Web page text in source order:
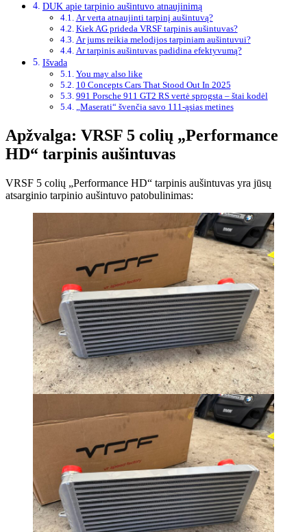
DUK apie tarpinio aušintuvo atnaujinimą
Ar verta atnaujinti tarpinį aušintuvą?
Kiek AG prideda VRSF tarpinis aušintuvas?
Ar jums reikia melodijos tarpiniam aušintuvui?
Ar tarpinis aušintuvas padidina efektyvumą?
Išvada
You may also like
10 Concepts Cars That Stood Out In 2025
991 Porsche 911 GT2 RS vertė sprogsta – štai kodėl
„Maserati“ švenčia savo 111-ąsias metines
Apžvalga: VRSF 5 colių „Performance
HD“ tarpinis aušintuvas
VRSF 5 colių „Performance HD“ tarpinis aušintuvas yra jūsų
atsarginio tarpinio aušintuvo patobulinimas: